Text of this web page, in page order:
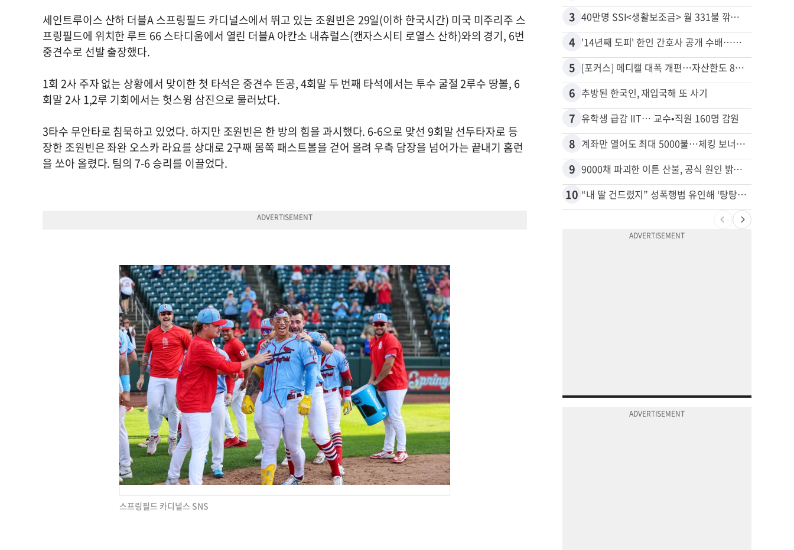
세인트루이스 산하 더블A 스프링필드 카디널스에서 뛰고 있는 조원빈은 29일(이하 한국시간) 미국 미주리주 스
프링필드에 위치한 루트 66 스타디움에서 열린 더블A 아칸소 내츄럴스(캔자스시티 로열스 산하)와의 경기, 6번
중견수로 선발 출장했다.
1회 2사 주자 없는 상황에서 맞이한 첫 타석은 중견수 뜬공, 4회말 두 번째 타석에서는 투수 굴절 2루수 땅볼, 6
회말 2사 1,2루 기회에서는 헛스윙 삼진으로 물러났다.
3타수 무안타로 침묵하고 있었다. 하지만 조원빈은 한 방의 힘을 과시했다. 6-6으로 맞선 9회말 선두타자로 등
장한 조원빈은 좌완 오스카 라요를 상대로 2구째 몸쪽 패스트볼을 걷어 올려 우측 담장을 넘어가는 끝내기 홈런
을 쏘아 올렸다. 팀의 7-6 승리를 이끌었다.
스프링필드 카디널스 SNS
3 40만명 SSI<생활보조금> 월 331불 깎이나
4 '14년째 도피' 한인 간호사 공개 수배…메디케어 사기 유죄
5 [포커스] 메디캘 대폭 개편…자산한도 84% 축소
6 추방된 한국인, 재입국해 또 사기
7 유학생 급감 IIT… 교수•직원 160명 감원
8 계좌만 열어도 최대 5000불…체킹 보너스 무한 경쟁
9 9000채 파괴한 이튼 산불, 공식 원인 밝혀졌다
10 “내 딸 건드렸지” 성폭행범 유인해 ‘탕탕’…아빠의 복수 결말